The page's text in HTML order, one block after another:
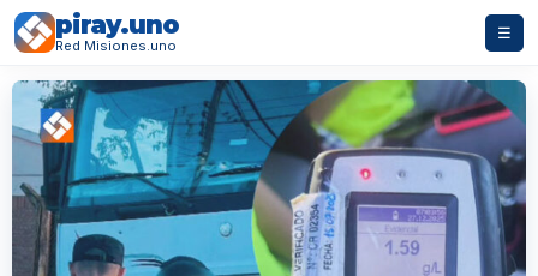
piray.uno
Red Misiones.uno
☰